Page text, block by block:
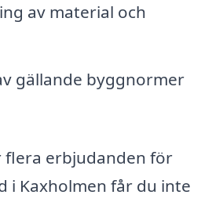
av material och
gällande byggnormer
flera erbjudanden för
i Kaxholmen får du inte